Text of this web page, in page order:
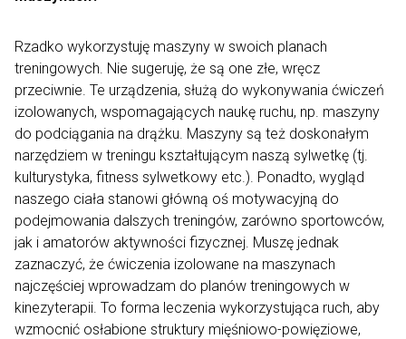
Rzadko wykorzystuję maszyny w swoich planach
treningowych. Nie sugeruję, że są one złe, wręcz
przeciwnie. Te urządzenia, służą do wykonywania ćwiczeń
izolowanych, wspomagających naukę ruchu, np. maszyny
do podciągania na drążku. Maszyny są też doskonałym
narzędziem w treningu kształtującym naszą sylwetkę (tj.
kulturystyka, fitness sylwetkowy etc.). Ponadto, wygląd
naszego ciała stanowi główną oś motywacyjną do
podejmowania dalszych treningów, zarówno sportowców,
jak i amatorów aktywności fizycznej. Muszę jednak
zaznaczyć, że ćwiczenia izolowane na maszynach
najczęściej wprowadzam do planów treningowych w
kinezyterapii. To forma leczenia wykorzystująca ruch, aby
wzmocnić osłabione struktury mięśniowo-powięziowe,